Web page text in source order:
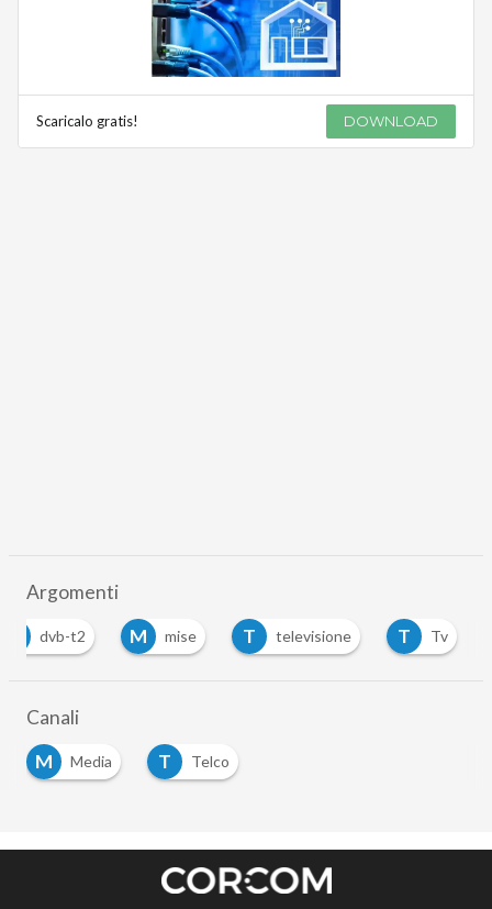
Scaricalo gratis! DOWNLOAD
Argomenti
dvb-t2 M mise T televisione T Tv
Canali
M
Media T Telco